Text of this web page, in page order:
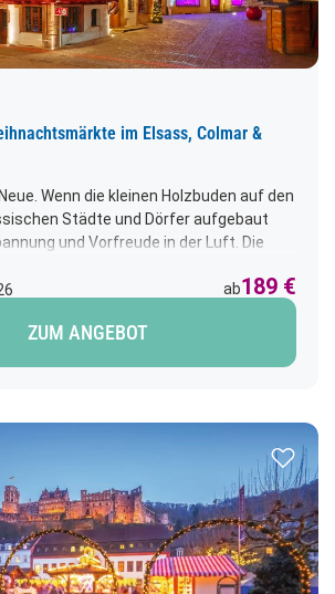
im Elsass, Colmar &
Wenn die kleinen Holzbuden auf den
Städte und Dörfer aufgebaut
und Vorfreude in der Luft. Die
markieren die Rückkehr der tief in der
Weihnachtsfeierlichkeiten.ab189 €
ZUM ANGEBOT
Zur